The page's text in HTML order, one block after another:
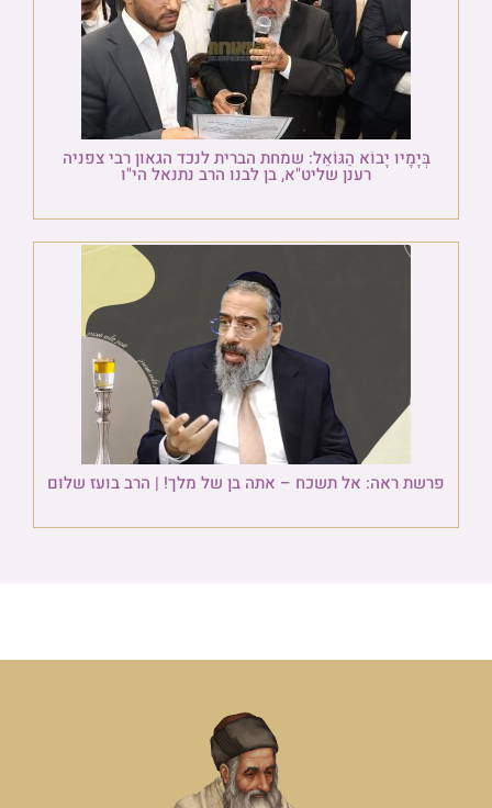
בְּיָמָיו יָבוֹא הַגּוֹאֵל: שמחת הברית לנכד הגאון רבי צפניה
רענן שליט"א, בן לבנו הרב נתנאל הי"ו
פרשת ראה: אל תשכח – אתה בן של מלך! | הרב בועז שלום